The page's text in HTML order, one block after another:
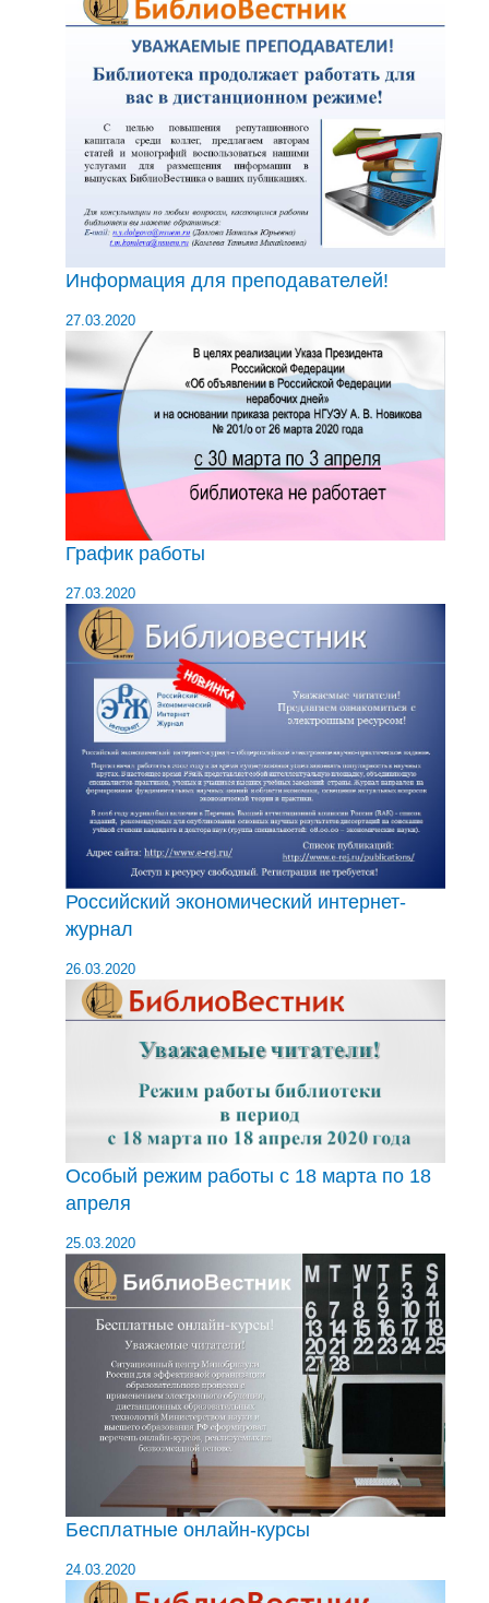
Информация для преподавателей!
27.03.2020
График работы
27.03.2020
Российский экономический интернет-
журнал
26.03.2020
Особый режим работы с 18 марта по 18
апреля
25.03.2020
Бесплатные онлайн-курсы
24.03.2020